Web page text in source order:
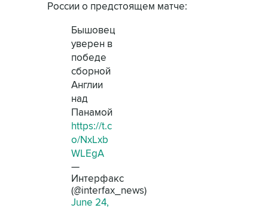
России о предстоящем матче:
Бышовец
уверен в
победе
сборной
Англии
над
Панамой
https://t.c
o/NxLxb
WLEgA
—
Интерфакс
(@interfax_news)
June 24,